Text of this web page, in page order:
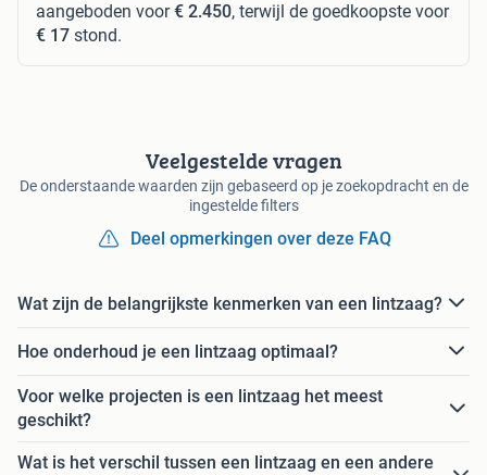
aangeboden voor€ 2.450, terwijl de goedkoopste voor
€ 17 stond.
Veelgestelde vragen
De onderstaande waarden zijn gebaseerd op je zoekopdracht en de
ingestelde filters
Deel opmerkingen over deze FAQ
Wat zijn de belangrijkste kenmerken van een lintzaag?
Hoe onderhoud je een lintzaag optimaal?
Voor welke projecten is een lintzaag het meest
geschikt?
Wat is het verschil tussen een lintzaag en een andere